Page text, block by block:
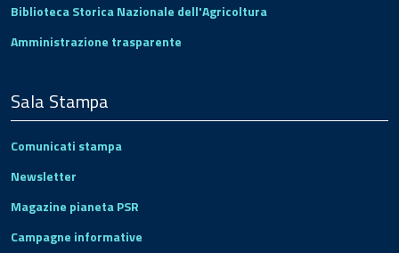
Biblioteca Storica Nazionale dell'Agricoltura
Amministrazione trasparente
Sala Stampa
Comunicati stampa
Newsletter
Magazine pianeta PSR
Campagne informative